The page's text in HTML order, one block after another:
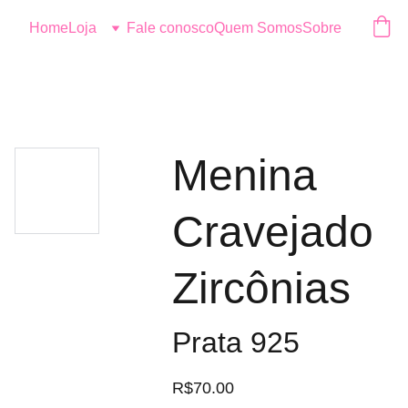
Logo
HomeLoja Fale conoscoQuem SomosSobre
Menina
Cravejado
Zircônias
Prata 925
R$70.00